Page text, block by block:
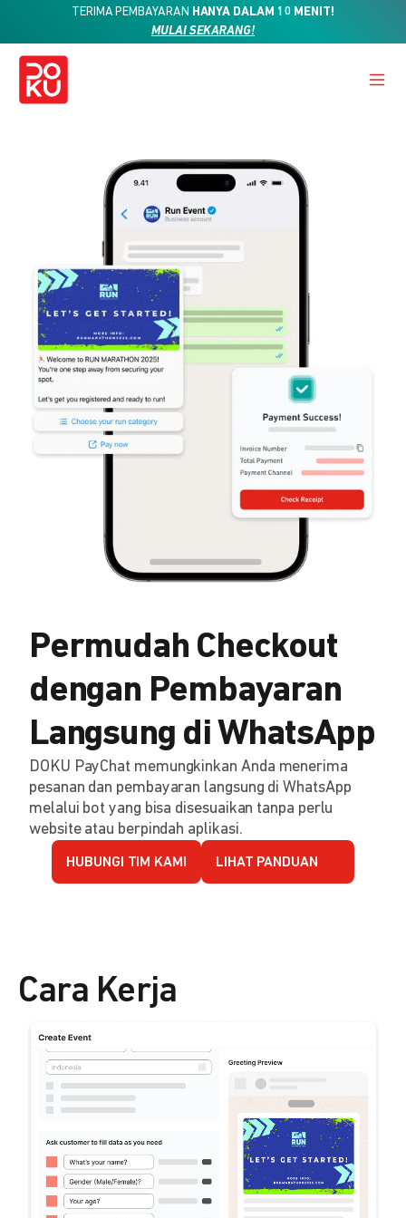
TERIMA PEMBAYARAN HANYA DALAM 10 MENIT!
MULAI SEKARANG!
Permudah Checkout
dengan Pembayaran
Langsung di WhatsApp
DOKU PayChat memungkinkan Anda menerima
pesanan dan pembayaran langsung di WhatsApp
melalui bot yang bisa disesuaikan tanpa perlu
website atau berpindah aplikasi.
HUBUNGI TIM KAMI LIHAT PANDUAN
Cara Kerja